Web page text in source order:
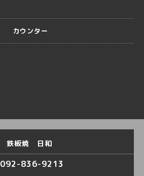
カウンター
鉄板焼 日和
092-836-9213